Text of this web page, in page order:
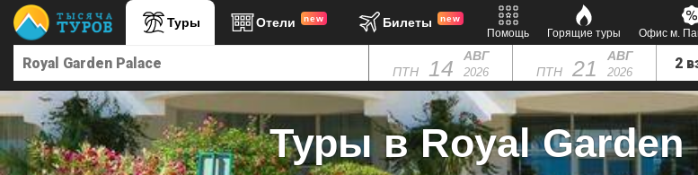
Туры Отели new Билеты new
Помощь Горящие туры Офис м.
ПТН 14 АВГ
2026 ПТН 21 АВГ
2026
Туры в Royal Garden
Главная
Туры в Турцию
Туры в Египет